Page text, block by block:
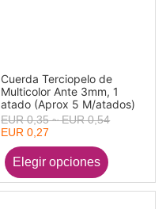
Cuerda Terciopelo de
Multicolor Ante 3mm, 1
atado (Aprox 5 M/atados)
EUR 0,35 ~ EUR 0,54
EUR 0,27